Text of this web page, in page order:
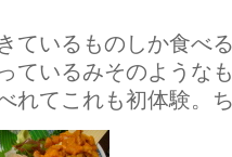
ているものしか食べ
ているみそのような
れてこれも初体験。